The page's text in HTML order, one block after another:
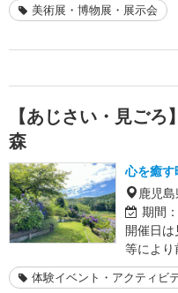
美術展・博物展・展示会
【あじさい・見ご
森
心を癒す
鹿児
期間：
開催日
等により
体験イベント・アクティビ